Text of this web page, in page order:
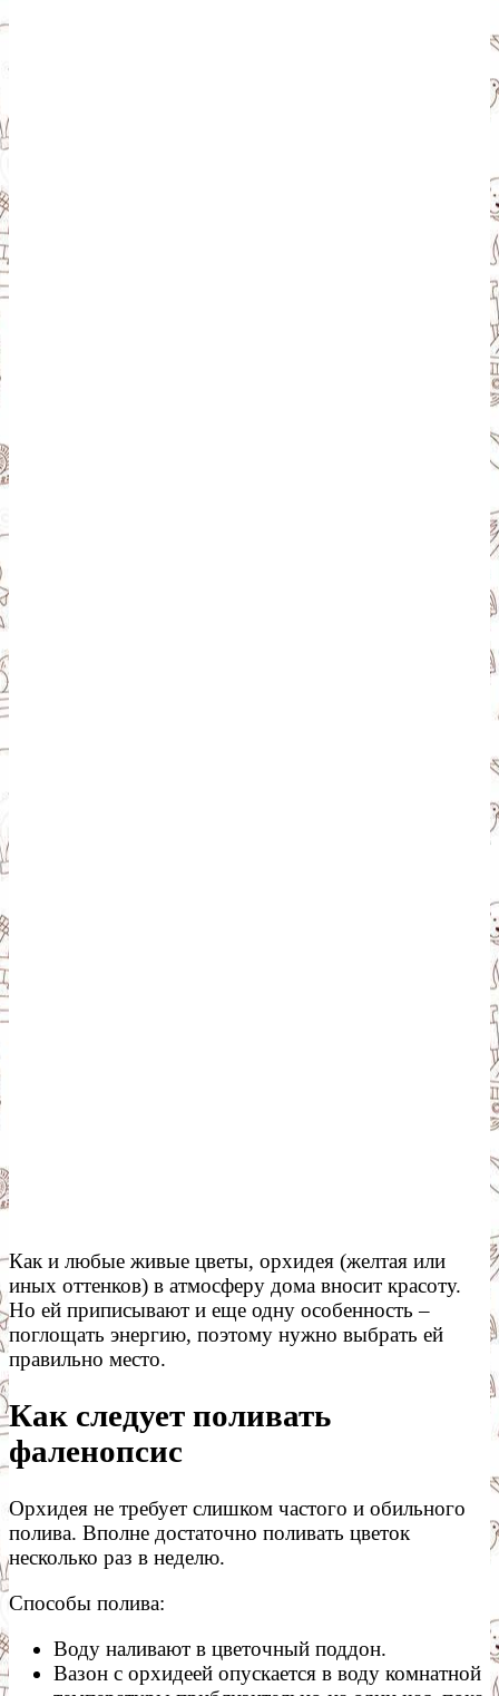
Как и любые живые цветы, орхидея (желтая или
иных оттенков) в атмосферу дома вносит красоту.
Но ей приписывают и еще одну особенность –
поглощать энергию, поэтому нужно выбрать ей
правильно место.
Как следует поливать
фаленопсис
Орхидея не требует слишком частого и обильного
полива. Вполне достаточно поливать цветок
несколько раз в неделю.
Способы полива:
Воду наливают в цветочный поддон.
Вазон с орхидеей опускается в воду комнатной